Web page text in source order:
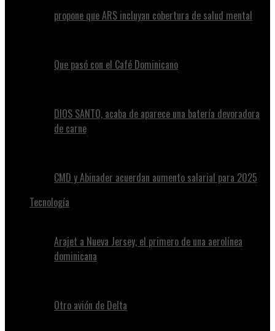
propone que ARS incluyan cobertura de salud mental
Que pasó con el Café Dominicano
DIOS SANTO, acaba de aparece una batería devoradora
de carne
CMD y Abinader acuerdan aumento salarial para 2025
Tecnología
Arajet a Nueva Jersey, el primero de una aerolínea
dominicana
Otro avión de Delta